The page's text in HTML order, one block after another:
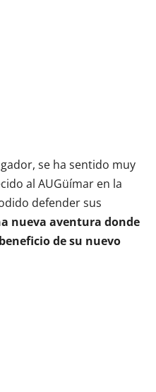
se ha sentido muy
al AUGüímar en la
defender sus
nueva aventura donde
de su nuevo